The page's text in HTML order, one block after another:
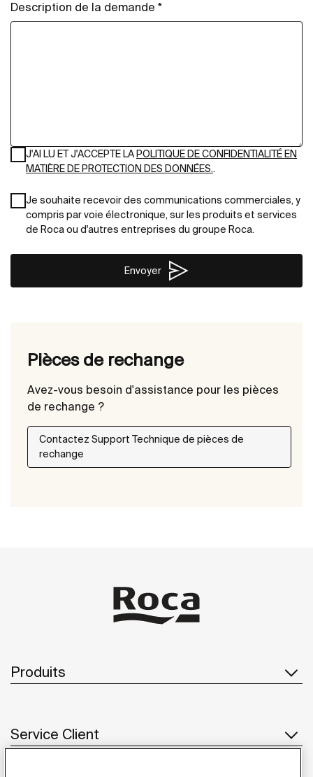
Description de la demande *
J'AI LU ET J'ACCEPTE LA POLITIQUE DE CONFIDENTIALITÉ EN
MATIÈRE DE PROTECTION DES DONNÉES..
Je souhaite recevoir des communications commerciales, y
compris par voie électronique, sur les produits et services
de Roca ou d'autres entreprises du groupe Roca.
Envoyer
Pièces de rechange
Avez-vous besoin d'assistance pour les pièces
de rechange ?
Contactez Support Technique de pièces de
rechange
Produits
Service Client